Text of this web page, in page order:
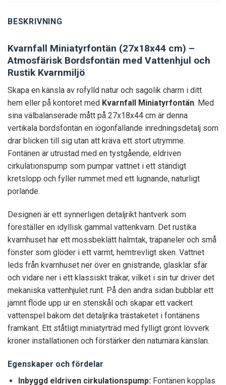
BESKRIVNING
Kvarnfall Miniatyrfontän (27x18x44 cm) –
Atmosfärisk Bordsfontän med Vattenhjul och
Rustik Kvarnmiljö
Skapa en känsla av rofylld natur och sagolik charm i ditt
hem eller på kontoret med Kvarnfall Miniatyrfontän. Med
sina välbalanserade mått på 27x18x44 cm är denna
vertikala bordsfontän en iögonfallande inredningsdetalj som
drar blicken till sig utan att kräva ett stort utrymme.
Fontänen är utrustad med en tystgående, eldriven
cirkulationspump som pumpar vattnet i ett ständigt
kretslopp och fyller rummet med ett lugnande, naturligt
porlande.
Designen är ett synnerligen detaljrikt hantverk som
föreställer en idyllisk gammal vattenkvarn. Det rustika
kvarnhuset har ett mossbeklätt halmtak, träpaneler och små
fönster som glöder i ett varmt, hemtrevligt sken. Vattnet
leds från kvarnhuset ner över en gnistrande, glasklar sfär
och vidare ner i ett klassiskt träkar, vilket i sin tur driver det
mekaniska vattenhjulet runt. På den andra sidan bubblar ett
jämnt flöde upp ur en stenskål och skapar ett vackert
vattenspel bakom det detaljrika trästaketet i fontänens
framkant. Ett ståtligt miniatyrträd med fylligt grönt lövverk
kröner installationen och förstärker den naturnära känslan.
Egenskaper och fördelar
Inbyggd eldriven cirkulationspump: Fontänen kopplas